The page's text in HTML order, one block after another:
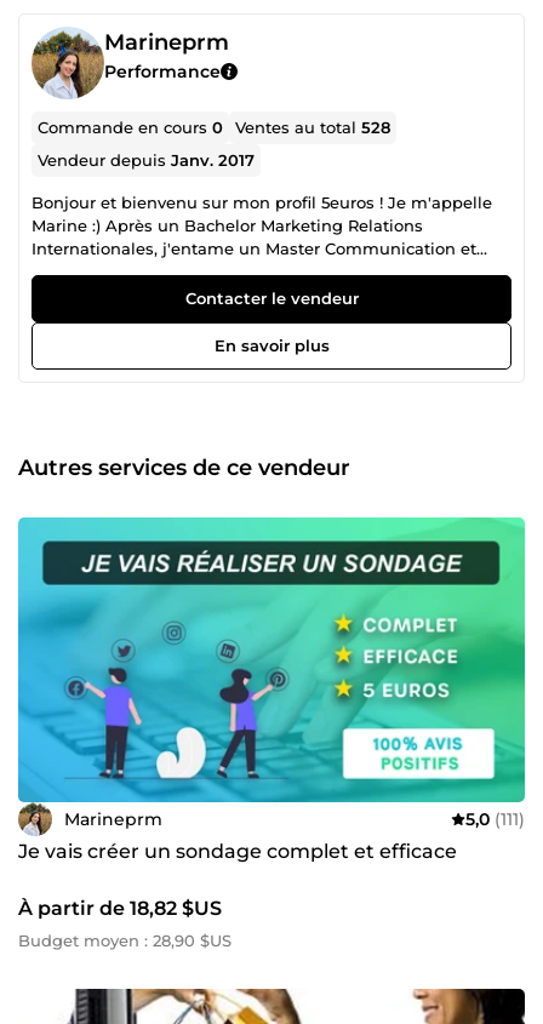
Marineprm
Performance
Commande en cours0 Ventes au total528
Vendeur depuisJanv. 2017
Bonjour et bienvenu sur mon profil 5euros ! Je m'appelle
Marine :) Après un Bachelor Marketing Relations
Internationales, j'entame un Master Communication et
Médias au sein de l'école de commerce Audencia. Afin
d'aider au financement de mes études, je propose de
mettre mes compétences et mes connaissances au service
des autres. N'hésitez pas à m'envoyer un message, j'y
répondrai avec grand plaisir ! :)
Contacter le vendeur
En savoir plus
Autres services de ce vendeur
Marineprm 5,0 (111)
Je vais créer un sondage complet et efficace
À partir de 18,82 $US
Budget moyen : 28,90 $US